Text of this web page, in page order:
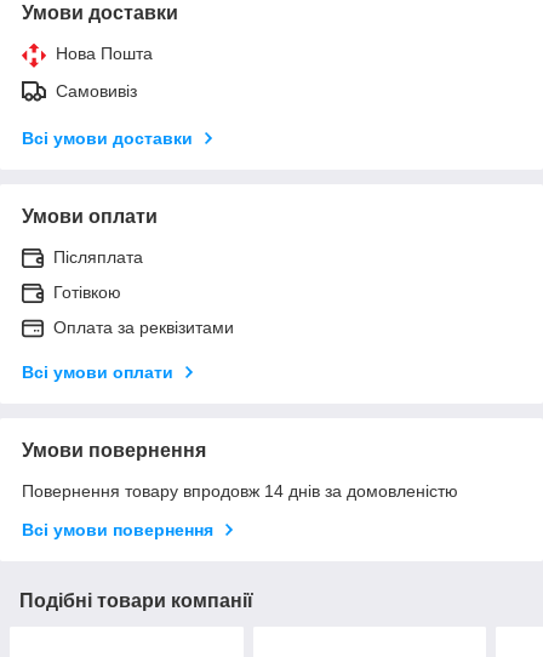
Умови доставки
Нова Пошта
Самовивіз
Всі умови доставки
Умови оплати
Післяплата
Готівкою
Оплата за реквізитами
Всі умови оплати
Умови повернення
Повернення товару впродовж 14 днів за домовленістю
Всі умови повернення
Подібні товари компанії